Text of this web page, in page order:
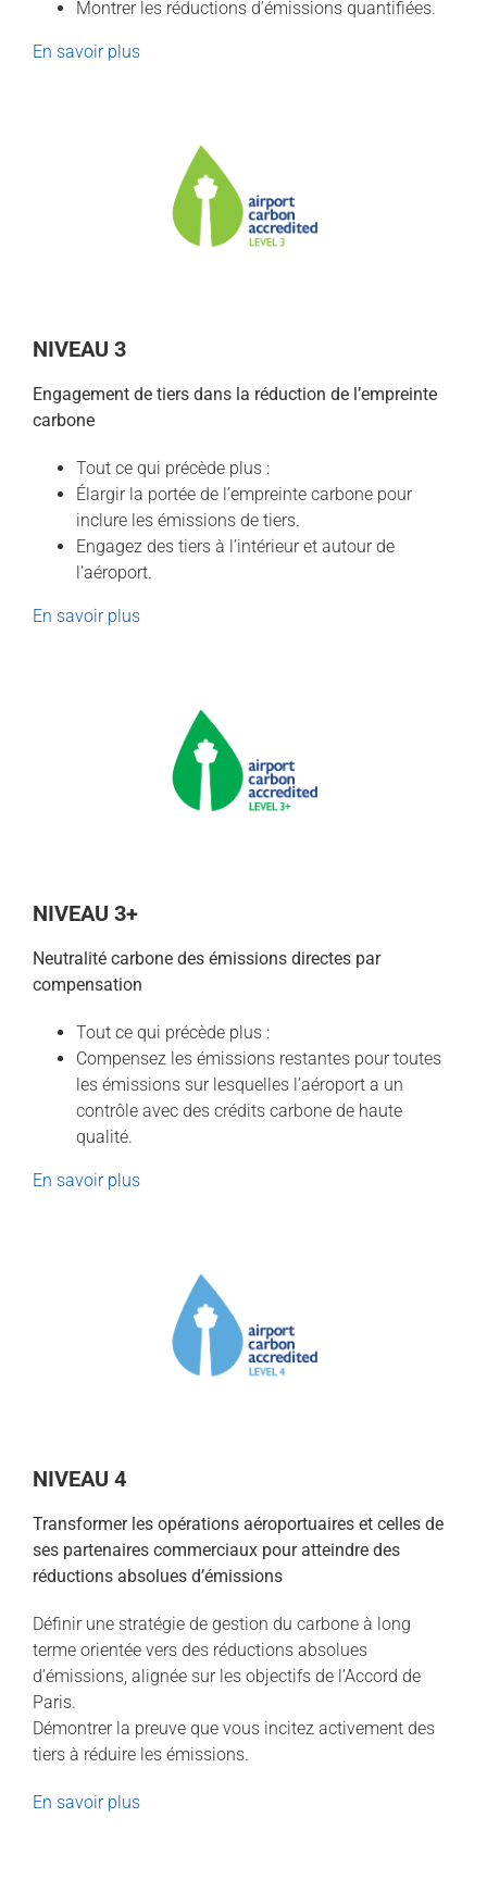
Montrer les réductions d’émissions quantifiées.
En savoir plus
NIVEAU 3
Engagement de tiers dans la réduction de l’empreinte
carbone
Tout ce qui précède plus :
Élargir la portée de l’empreinte carbone pour
inclure les émissions de tiers.
Engagez des tiers à l’intérieur et autour de
l’aéroport.
En savoir plus
NIVEAU 3+
Neutralité carbone des émissions directes par
compensation
Tout ce qui précède plus :
Compensez les émissions restantes pour toutes
les émissions sur lesquelles l’aéroport a un
contrôle avec des crédits carbone de haute
qualité.
En savoir plus
NIVEAU 4
Transformer les opérations aéroportuaires et celles de
ses partenaires commerciaux pour atteindre des
réductions absolues d’émissions
Définir une stratégie de gestion du carbone à long
terme orientée vers des réductions absolues
d’émissions, alignée sur les objectifs de l’Accord de
Paris.
Démontrer la preuve que vous incitez activement des
tiers à réduire les émissions.
En savoir plus